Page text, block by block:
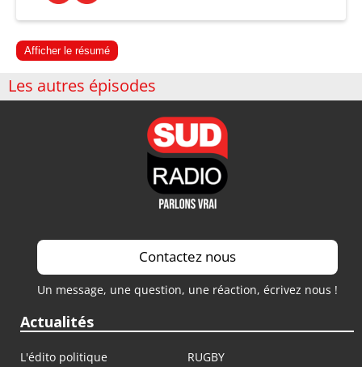
Afficher le résumé
Les autres épisodes
Contactez nous
Un message, une question, une réaction, écrivez nous !
Actualités
L'édito politique
RUGBY